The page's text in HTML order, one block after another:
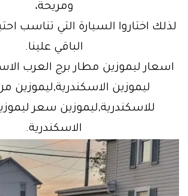
ومريحة،
لذلك اختاروا السيارة التي تناسب
الباقي علينا.
اسعار ليموزين مطار برج العرب
ليموزين الاسكندرية,ليموزين
للاسكندرية,ليموزين سعر
الاسكندرية.